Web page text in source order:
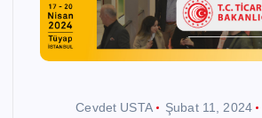
Cevdet USTA Şubat 11, 2024